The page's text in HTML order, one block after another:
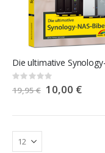
Rating:
0%
19,95 € Special
Price
10,00 €